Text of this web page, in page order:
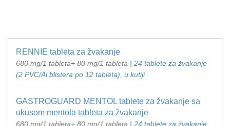
RENNIE tableta za žvakanje
680 mg/1 tableta+ 80 mg/1 tableta | 24 tablete za žvakanje
(2 PVC/Al blistera po 12 tableta), u kutiji
GASTROGUARD MENTOL tablete za žvakanje sa
ukusom mentola tableta za žvakanje
680 mg/1 tableta+ 80 mg/1 tableta | 24 tablete za žvakanje